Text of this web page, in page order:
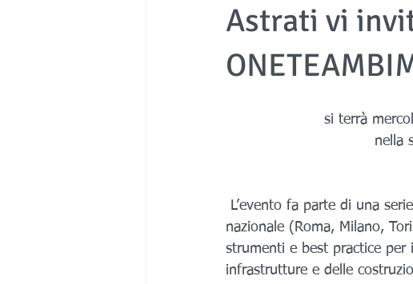
reverse engineering progettazione 3D
Astrati vi
si terrà
nella
nazionale (Roma, Milano,
strumenti e best practice per
infrastrutture e delle